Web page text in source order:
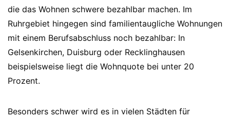
die das Wohnen schwere bezahlbar machen. Im
Ruhrgebiet hingegen sind familientaugliche Wohnungen
mit einem Berufsabschluss noch bezahlbar: In
Gelsenkirchen, Duisburg oder Recklinghausen
beispielsweise liegt die Wohnquote bei unter 20
Prozent.
Besonders schwer wird es in vielen Städten für